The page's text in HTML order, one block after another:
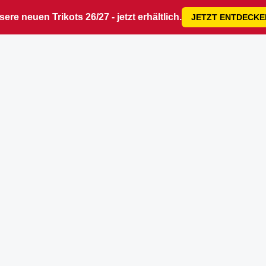
neuen Trikots 26/27 - jetzt erhältlich. JETZT